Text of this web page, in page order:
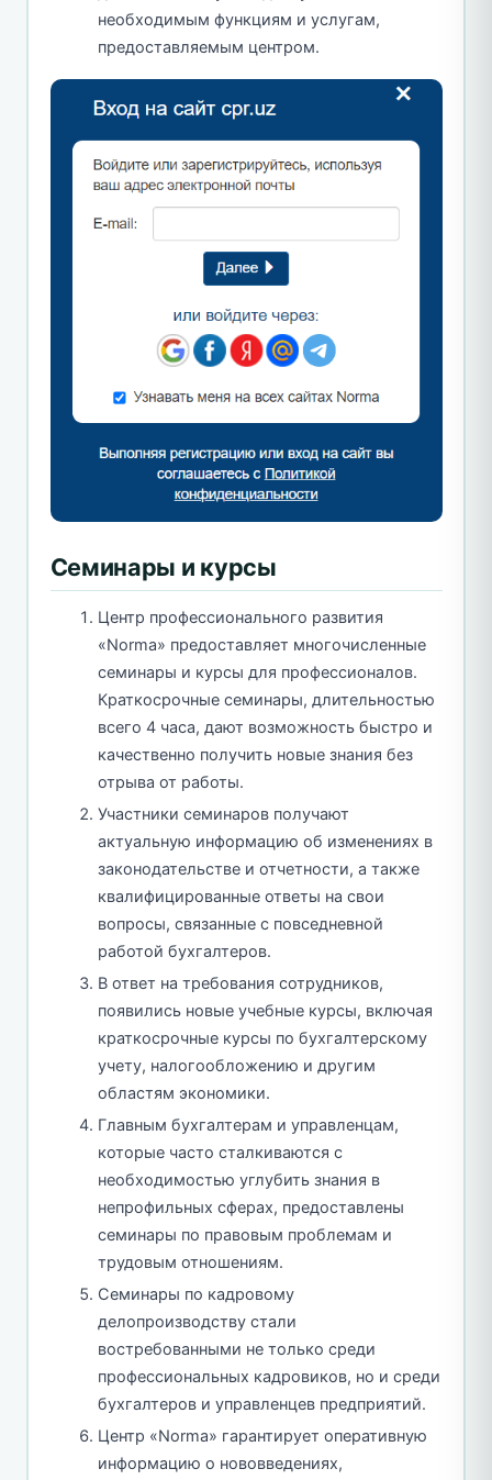
необходимым функциям и услугам,
предоставляемым центром.
Семинары и курсы
Центр профессионального развития
«Norma» предоставляет многочисленные
семинары и курсы для профессионалов.
Краткосрочные семинары, длительностью
всего 4 часа, дают возможность быстро и
качественно получить новые знания без
отрыва от работы.
Участники семинаров получают
актуальную информацию об изменениях в
законодательстве и отчетности, а также
квалифицированные ответы на свои
вопросы, связанные с повседневной
работой бухгалтеров.
В ответ на требования сотрудников,
появились новые учебные курсы, включая
краткосрочные курсы по бухгалтерскому
учету, налогообложению и другим
областям экономики.
Главным бухгалтерам и управленцам,
которые часто сталкиваются с
необходимостью углубить знания в
непрофильных сферах, предоставлены
семинары по правовым проблемам и
трудовым отношениям.
Семинары по кадровому
делопроизводству стали
востребованными не только среди
профессиональных кадровиков, но и среди
бухгалтеров и управленцев предприятий.
Центр «Norma» гарантирует оперативную
информацию о нововведениях,